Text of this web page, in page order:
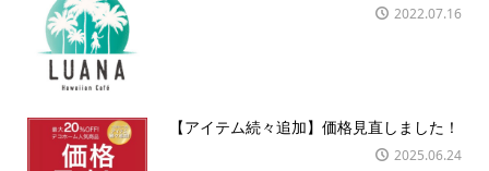
2022.07.16
【アイテム続々追加】価格見直しました！
2025.06.24